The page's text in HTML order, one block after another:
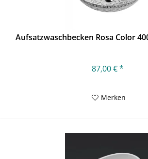
Aufsatzwaschbecken Rosa Color
87,00 € *
Merken